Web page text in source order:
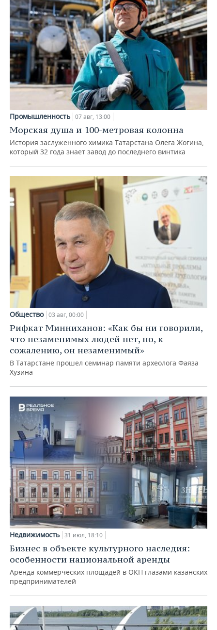
Промышленность 07 авг, 13:00
Морская душа и 100-метровая колонна
История заслуженного химика Татарстана Олега Жогина,
который 32 года знает завод до последнего винтика
Общество 03 авг, 00:00
Рифкат Минниханов: «Как бы ни говорили,
что незаменимых людей нет, но, к
сожалению, он незаменимый»
В Татарстане прошел семинар памяти археолога Фаяза
Хузина
Недвижимость 31 июл, 18:10
Бизнес в объекте культурного наследия:
особенности национальной аренды
Аренда коммерческих площадей в ОКН глазами казанских
предпринимателей